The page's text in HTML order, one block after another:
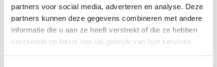
partners voor social media, adverteren en analyse. Deze
partners kunnen deze gegevens combineren met andere
informatie die u aan ze heeft verstrekt of die ze hebben
verzameld op basis van uw gebruik van hun services.
Économisez jusqu'à 50 %